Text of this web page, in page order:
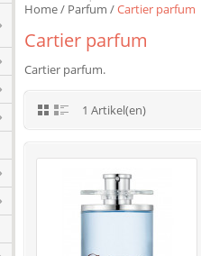
Home/ Parfum /Cartier parfum
Cartier parfum
Cartier parfum.
1 Artikel(en)